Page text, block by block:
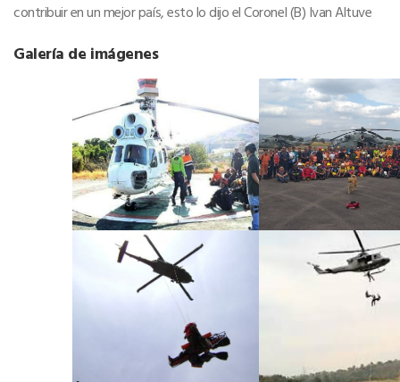
contribuir en un mejor país, esto lo dijo el Coronel (B) Ivan Altuve
Galería de imágenes